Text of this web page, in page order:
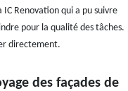
Renovation qui a pu suivre
pour la qualité des tâches.
directement.
des façades de